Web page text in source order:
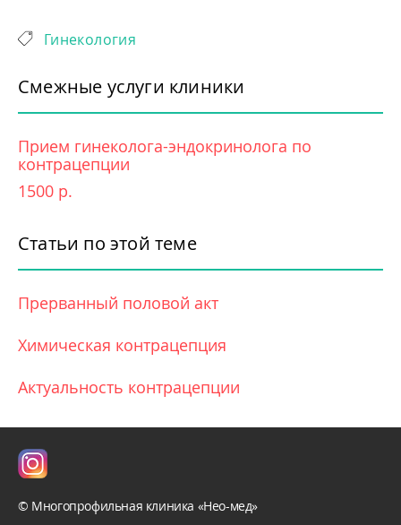
Гинекология
Смежные услуги клиники
Прием гинеколога-эндокринолога по
контрацепции
1500 р.
Статьи по этой теме
Прерванный половой акт
Химическая контрацепция
Актуальность контрацепции
© Многопрофильная клиника «Нео-мед»